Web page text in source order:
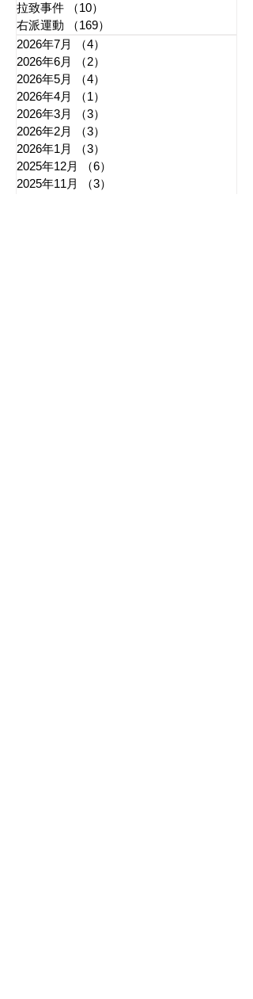
拉致事件
（10）
右派運動
（169）
2026年7月
（4）
2026年6月
（2）
2026年5月
（4）
2026年4月
（1）
2026年3月
（3）
2026年2月
（3）
2026年1月
（3）
2025年12月
（6）
2025年11月
（3）